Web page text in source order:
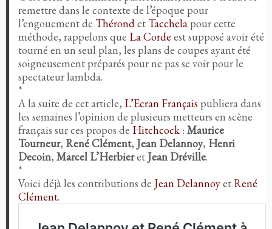
remettre dans le contexte de l’époque pour
l’engouement de Thérondet Tacchela pour cette
méthode, rappelons que La Corde est supposé avoir été
tourné en un seul plan, les plans de coupes ayant été
soigneusement préparés pour ne pas se voir pour le
spectateur lambda.
*
A la suite de cet article, L’Ecran Français publiera dans
les semaines l’opinion de plusieurs metteurs en scène
français sur ces propos de Hitchcock : Maurice
Tourneur, René Clément, Jean Delannoy, Henri
Decoin, Marcel L’Herbieret Jean Dréville.
*
Voici déjà les contributions de Jean Delannoyet René
Clément.